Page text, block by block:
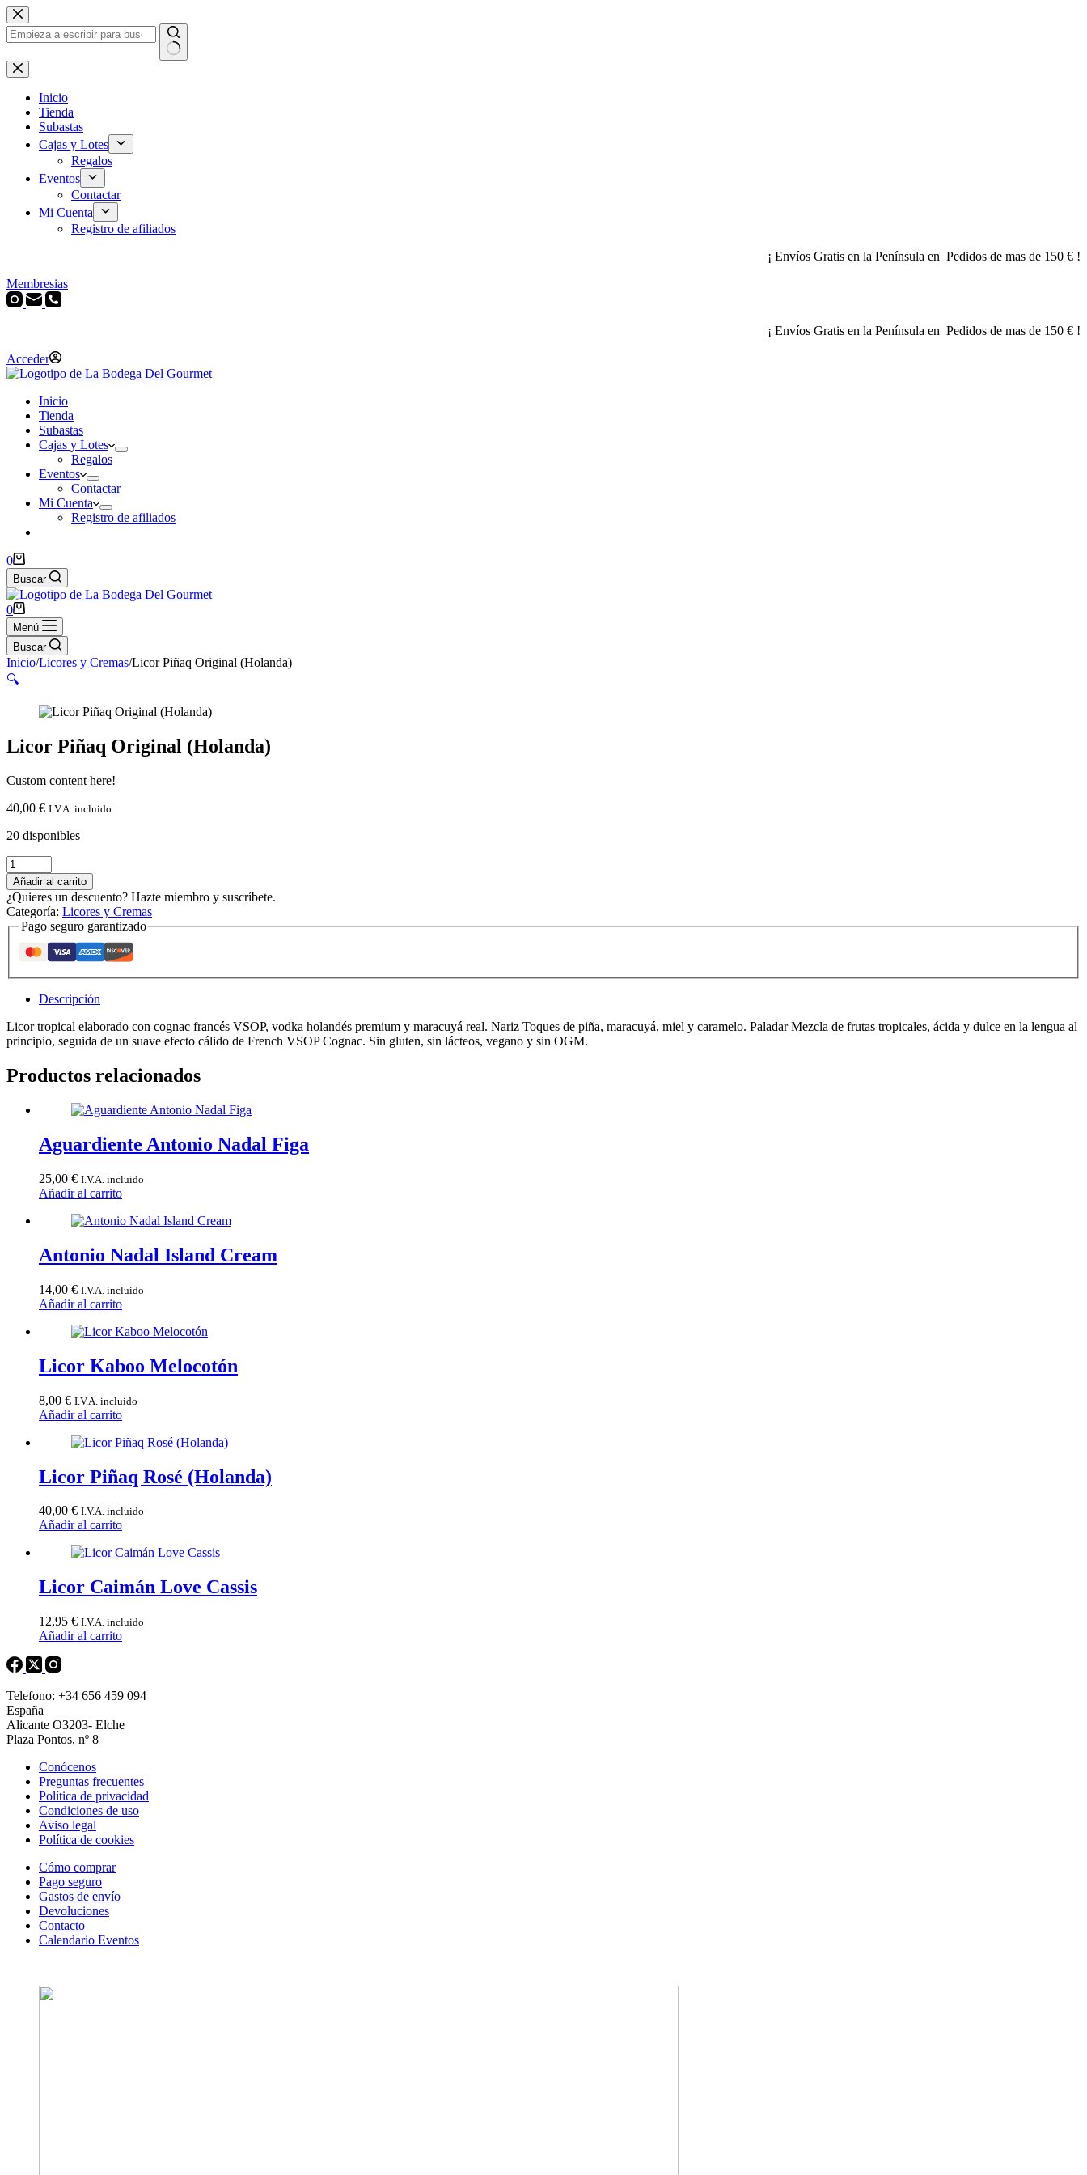
Saltar
al
contenido
Sin
resultados
Inicio
Tienda
Subastas
Cajas y Lotes
Regalos
Eventos
Contactar
Mi Cuenta
Registro de afiliados
¡ Envíos Gratis en la Península en Pedidos de mas de 150 € !
Membresias
¡ Envíos Gratis en la Península en Pedidos de mas de 150 € !
Acceder
Inicio
Tienda
Subastas
Cajas y Lotes
Regalos
Eventos
Contactar
Mi Cuenta
Registro de afiliados
Carro
de
compra
0
Buscar
Carro
de
compra
0
Menú
Buscar
Inicio/Licores y Cremas/Licor Piñaq Original (Holanda)
🔍
Licor Piñaq Original (Holanda)
Custom content here!
40,00 € I.V.A. incluido
20 disponibles
Licor
Piñaq
Original
(Holanda)
cantidad
Añadir al carrito
¿Quieres un descuento? Hazte miembro y suscríbete.
Categoría: Licores y Cremas
Pago seguro garantizado
Descripción
Licor tropical elaborado con cognac francés VSOP, vodka holandés premium y maracuyá real. Nariz Toques de piña, maracuyá, miel y caramelo. Paladar Mezcla de frutas tropicales, ácida y dulce en la lengua al
principio, seguida de un suave efecto cálido de French VSOP Cognac. Sin gluten, sin lácteos, vegano y sin OGM.
Productos relacionados
Aguardiente Antonio Nadal Figa
25,00 € I.V.A. incluido
Añadir al carrito
Antonio Nadal Island Cream
14,00 € I.V.A. incluido
Añadir al carrito
Licor Kaboo Melocotón
8,00 € I.V.A. incluido
Añadir al carrito
Licor Piñaq Rosé (Holanda)
40,00 € I.V.A. incluido
Añadir al carrito
Licor Caimán Love Cassis
12,95 € I.V.A. incluido
Añadir al carrito
Telefono: +34 656 459 094
España
Alicante O3203- Elche
Plaza Pontos, nº 8
Conócenos
Preguntas frecuentes
Política de privacidad
Condiciones de uso
Aviso legal
Política de cookies
Cómo comprar
Pago seguro
Gastos de envío
Devoluciones
Contacto
Calendario Eventos